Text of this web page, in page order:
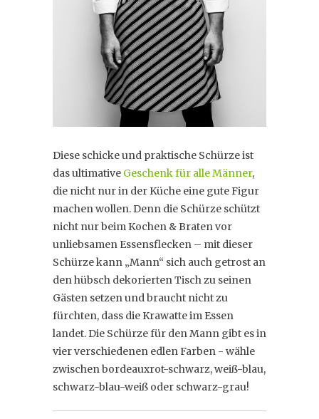
Diese schicke und praktische Schürze ist
das ultimative Geschenk für alle Männer,
die nicht nur in der Küche eine gute Figur
machen wollen. Denn die Schürze schützt
nicht nur beim Kochen & Braten vor
unliebsamen Essensflecken – mit dieser
Schürze kann „Mann“ sich auch getrost an
den hübsch dekorierten Tisch zu seinen
Gästen setzen und braucht nicht zu
fürchten, dass die Krawatte im Essen
landet. Die Schürze für den Mann gibt es in
vier verschiedenen edlen Farben - wähle
zwischen bordeauxrot-schwarz, weiß-blau,
schwarz-blau-weiß oder schwarz-grau!